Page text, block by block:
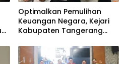
Optimalkan Pemulihan
Keuangan Negara, Kejari
Kabupaten Tangerang
Ketenagakerjaan